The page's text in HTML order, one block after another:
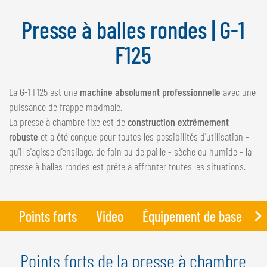
FRANÇAIS
GÖWEIL Schweiz
DEUTSCH
FRANÇAIS
Presse à balles rondes | G-1
F125
La G-1 F125 est une machine absolument professionnelle avec une
puissance de frappe maximale.
La presse à chambre fixe est deconstruction extrêmement
robuste et a été conçue pour toutes les possibilités d'utilisation -
qu'il s'agisse d'ensilage, de foin ou de paille - sèche ou humide - la
presse à balles rondes est prête à affronter toutes les situations.
Points forts Video Équipement de base
Points forts de la presse à chambre